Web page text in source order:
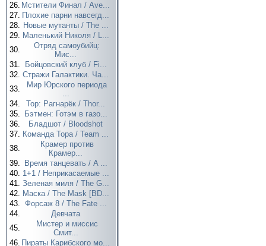
26. Мстители Финал / Ave...
27. Плохие парни навсегд...
28. Новые мутанты / The ...
29. Маленький Николя / L...
30.
Отряд самоубийц:
Мис...
31.
Бойцовский клуб / Fi...
32. Стражи Галактики. Ча...
33.
Мир Юрского периода
...
34.
Тор: Рагнарёк / Thor...
35.
Бэтмен: Готэм в газо...
36.
Бладшот / Bloodshot
37. Команда Тора / Team ...
38.
Крамер против
Крамер...
39.
Время танцевать / A ...
40. 1+1 / Неприкасаемые ...
41. Зеленая миля / The G...
42. Маска / The Mask [BD...
43. Форсаж 8 / The Fate ...
44.
Девчата
45.
Мистер и миссис
Смит...
46. Пираты Карибского мо...